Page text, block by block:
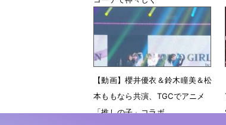
3月3日 23時30分
【動画】櫻井優衣＆鈴木瞳美＆松
本ももなら共演、TGCでアニメ
「推しの子」コラボ